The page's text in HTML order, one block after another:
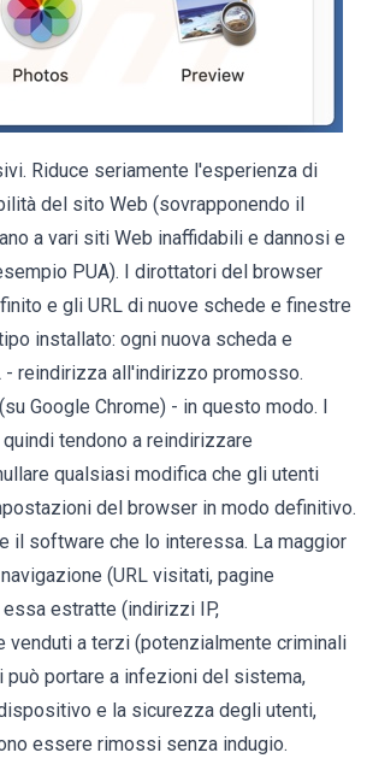
Riduce seriamente l'esperienza di
del sito Web (sovrapponendo il
a vari siti Web inaffidabili e dannosi e
PUA). I dirottatori del browser
e gli URL di nuove schede e finestre
installato: ogni nuova scheda e
- reindirizza all'indirizzo promosso.
(su Google Chrome) - in questo modo. I
tendono a reindirizzare
qualsiasi modifica che gli utenti
del browser in modo definitivo.
il software che lo interessa. La maggior
(URL visitati, pagine
estratte (indirizzi IP,
a terzi (potenzialmente criminali
portare a infezioni del sistema,
e la sicurezza degli utenti,
essere rimossi senza indugio.